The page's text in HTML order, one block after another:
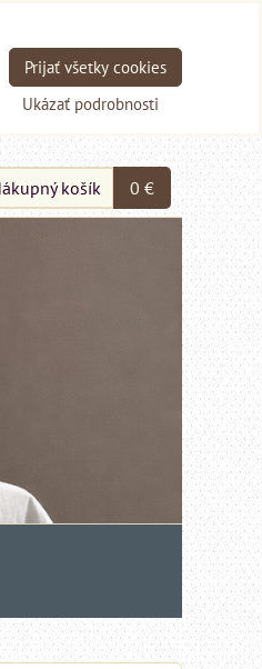
košík 0 €
Ukázať podrobnosti
Prijať všetky cookies